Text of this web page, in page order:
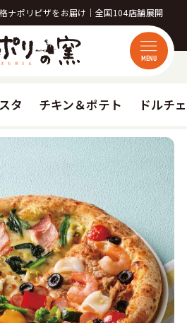
ナポリピザをお届け｜全国104店舗展開
MENU
タ チキン＆ポテト ドルチェ